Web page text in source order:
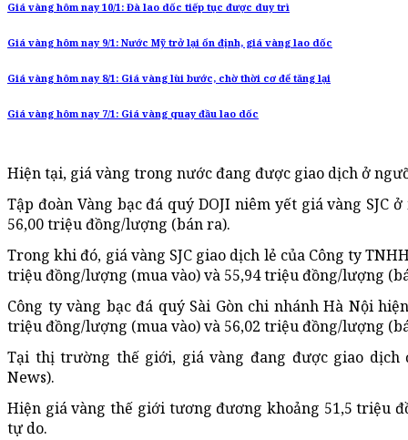
Giá vàng hôm nay 10/1: Đà lao dốc tiếp tục được duy trì
Giá vàng hôm nay 9/1: Nước Mỹ trở lại ổn định, giá vàng lao dốc
Giá vàng hôm nay 8/1: Giá vàng lùi bước, chờ thời cơ để tăng lại
Giá vàng hôm nay 7/1: Giá vàng quay đầu lao dốc
Hiện tại, giá vàng trong nước đang được giao dịch ở
Tập đoàn Vàng bạc đá quý DOJI niêm yết giá vàng SJC
56,00 triệu đồng/lượng (bán ra).
Trong khi đó, giá vàng SJC giao dịch lẻ của Công ty
triệu đồng/lượng (mua vào) và 55,94 triệu đồng/lượng
Công ty vàng bạc đá quý Sài Gòn chi nhánh Hà Nội
triệu đồng/lượng (mua vào) và 56,02 triệu đồng/lượng
Tại thị trường thế giới, giá vàng đang được giao dịch
News).
Hiện giá vàng thế giới tương đương khoảng 51,5 triệu
tự do.